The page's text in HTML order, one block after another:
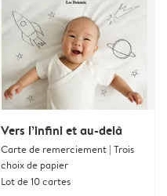
Vers l’infini et au-delà
Carte de remerciement | Trois
choix de papier
Lot de 10 cartes